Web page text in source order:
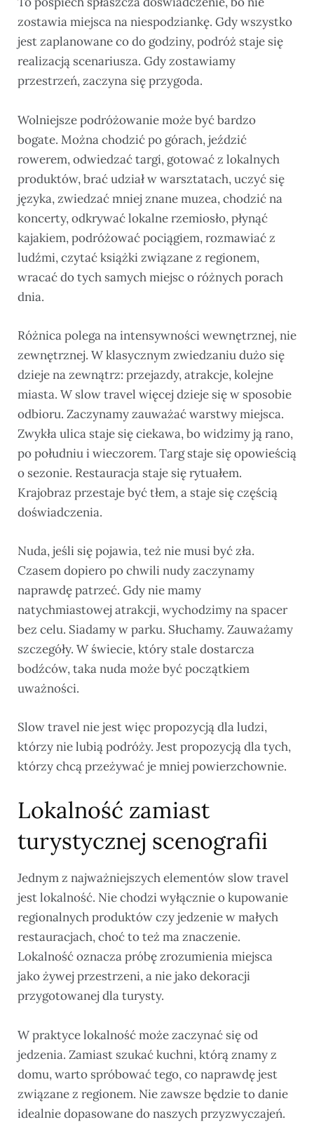
zostawia miejsca na niespodziankę. Gdy wszystko
jest zaplanowane co do godziny, podróż staje się
realizacją scenariusza. Gdy zostawiamy
przestrzeń, zaczyna się przygoda.
Wolniejsze podróżowanie może być bardzo
bogate. Można chodzić po górach, jeździć
rowerem, odwiedzać targi, gotować z lokalnych
produktów, brać udział w warsztatach, uczyć się
języka, zwiedzać mniej znane muzea, chodzić na
koncerty, odkrywać lokalne rzemiosło, płynąć
kajakiem, podróżować pociągiem, rozmawiać z
ludźmi, czytać książki związane z regionem,
wracać do tych samych miejsc o różnych porach
dnia.
Różnica polega na intensywności wewnętrznej, nie
zewnętrznej. W klasycznym zwiedzaniu dużo się
dzieje na zewnątrz: przejazdy, atrakcje, kolejne
miasta. W slow travel więcej dzieje się w sposobie
odbioru. Zaczynamy zauważać warstwy miejsca.
Zwykła ulica staje się ciekawa, bo widzimy ją rano,
po południu i wieczorem. Targ staje się opowieścią
o sezonie. Restauracja staje się rytuałem.
Krajobraz przestaje być tłem, a staje się częścią
doświadczenia.
Nuda, jeśli się pojawia, też nie musi być zła.
Czasem dopiero po chwili nudy zaczynamy
naprawdę patrzeć. Gdy nie mamy
natychmiastowej atrakcji, wychodzimy na spacer
bez celu. Siadamy w parku. Słuchamy. Zauważamy
szczegóły. W świecie, który stale dostarcza
bodźców, taka nuda może być początkiem
uważności.
Slow travel nie jest więc propozycją dla ludzi,
którzy nie lubią podróży. Jest propozycją dla tych,
którzy chcą przeżywać je mniej powierzchownie.
Lokalność zamiast
turystycznej scenografii
Jednym z najważniejszych elementów slow travel
jest lokalność. Nie chodzi wyłącznie o kupowanie
regionalnych produktów czy jedzenie w małych
restauracjach, choć to też ma znaczenie.
Lokalność oznacza próbę zrozumienia miejsca
jako żywej przestrzeni, a nie jako dekoracji
przygotowanej dla turysty.
W praktyce lokalność może zaczynać się od
jedzenia. Zamiast szukać kuchni, którą znamy z
domu, warto spróbować tego, co naprawdę jest
związane z regionem. Nie zawsze będzie to danie
idealnie dopasowane do naszych przyzwyczajeń.